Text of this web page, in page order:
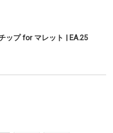
ップ for マレット | EA.25